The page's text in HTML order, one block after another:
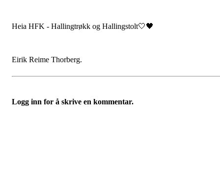
Heia HFK - Hallingtrøkk og Hallingstolt🤍🖤
Eirik Reime Thorberg.
Logg inn for å skrive en kommentar.